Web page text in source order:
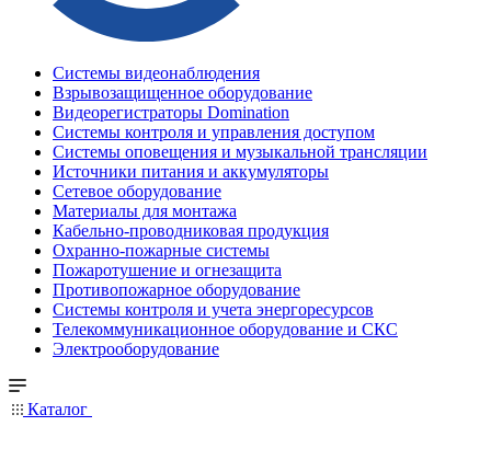
Системы видеонаблюдения
Взрывозащищенное оборудование
Видеорегистраторы Domination
Системы контроля и управления доступом
Системы оповещения и музыкальной трансляции
Источники питания и аккумуляторы
Сетевое оборудование
Материалы для монтажа
Кабельно-проводниковая продукция
Охранно-пожарные системы
Пожаротушение и огнезащита
Противопожарное оборудование
Системы контроля и учета энергоресурсов
Телекоммуникационное оборудование и СКС
Электрооборудование
Каталог